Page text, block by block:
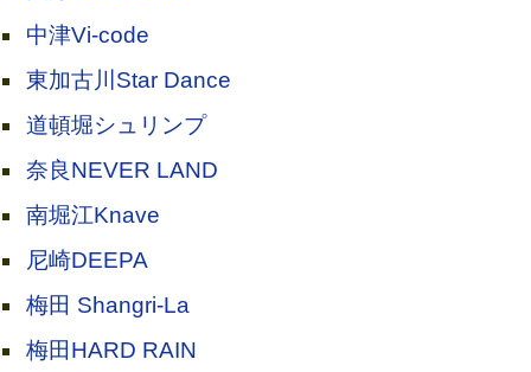
中津Vi-code
東加古川Star Dance
道頓堀シュリンプ
奈良NEVER LAND
南堀江Knave
尼崎DEEPA
梅田 Shangri-La
梅田HARD RAIN